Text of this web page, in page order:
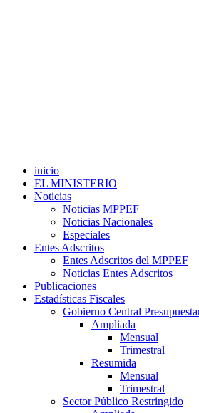
inicio
EL MINISTERIO
Noticias
Noticias MPPEF
Noticias Nacionales
Especiales
Entes Adscritos
Entes Adscritos del MPPEF
Noticias Entes Adscritos
Publicaciones
Estadísticas Fiscales
Gobierno Central
Ampliada
Mensual
Trimestral
Resumida
Mensual
Trimestral
Sector Público Restringido